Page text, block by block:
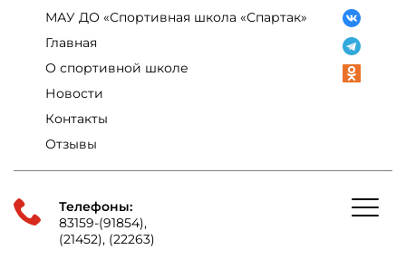
МАУ ДО «Спортивная школа «Спартак»
Главная
О спортивной школе
Новости
Контакты
Отзывы
Телефоны:
83159-(91854),
(21452), (22263)